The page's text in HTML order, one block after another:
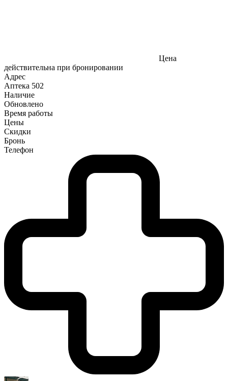
Цена
действительна при бронировании
Адрес
Аптека 502
Наличие
Обновлено
Время работы
Цены
Скидки
Бронь
Телефон